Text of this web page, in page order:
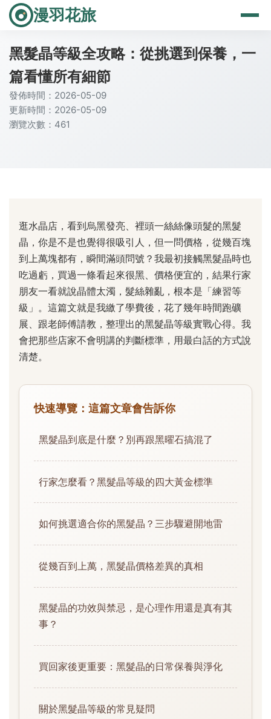
漫羽花旅
黑髮晶等級全攻略：從挑選到保養，一
篇看懂所有細節
發佈時間：2026-05-09
更新時間：2026-05-09
瀏覽次數：461
逛水晶店，看到烏黑發亮、裡頭一絲絲像頭髮的黑髮
晶，你是不是也覺得很吸引人，但一問價格，從幾百塊
到上萬塊都有，瞬間滿頭問號？我最初接觸黑髮晶時也
吃過虧，買過一條看起來很黑、價格便宜的，結果行家
朋友一看就說晶體太濁，髮絲雜亂，根本是「練習等
級」。這篇文就是我繳了學費後，花了幾年時間跑礦
展、跟老師傅請教，整理出的黑髮晶等級實戰心得。我
會把那些店家不會明講的判斷標準，用最白話的方式說
清楚。
快速導覽：這篇文章會告訴你
黑髮晶到底是什麼？別再跟黑曜石搞混了
行家怎麼看？黑髮晶等級的四大黃金標準
如何挑選適合你的黑髮晶？三步驟避開地雷
從幾百到上萬，黑髮晶價格差異的真相
黑髮晶的功效與禁忌，是心理作用還是真有其
事？
買回家後更重要：黑髮晶的日常保養與淨化
關於黑髮晶等級的常見疑問